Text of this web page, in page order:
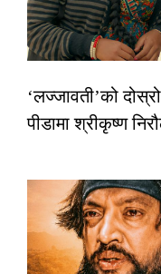
‘लज्जावती’को
पीडामा श्रीकृष्ण